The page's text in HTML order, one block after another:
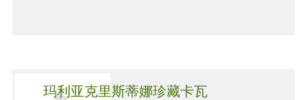
玛利亚克里斯蒂娜珍藏卡瓦